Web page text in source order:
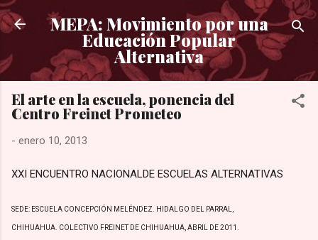
Ir al contenido principal
MEPA: Movimiento por una
Educación Popular
Alternativa
El arte en la escuela, ponencia del
Centro Freinet Prometeo
- enero 10, 2013
XXI ENCUENTRO NACIONALDE ESCUELAS ALTERNATIVAS
SEDE: ESCUELA CONCEPCIÓN MELÉNDEZ. HIDALGO DEL PARRAL,
CHIHUAHUA. COLECTIVO FREINET DE CHIHUAHUA, ABRIL DE 2011.